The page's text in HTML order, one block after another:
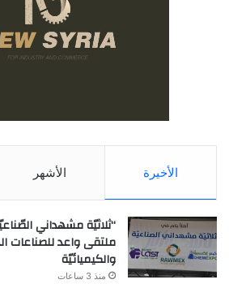
الأخيرة الأشهر
“ثلاثيّة مشهداني
ملتقى واعد للصناعات
والكيميائيّة
منذ 3 ساعات